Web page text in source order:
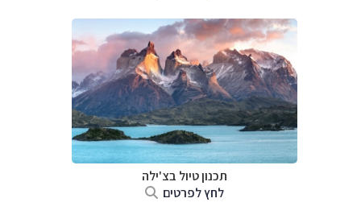
תכנון טיול בצ'ילה
לחץ לפרטים